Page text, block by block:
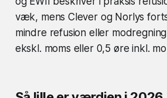
væk, mens Clever og Norlys
mindre refusion eller
ekskl. moms eller 0,5 øre inkl.